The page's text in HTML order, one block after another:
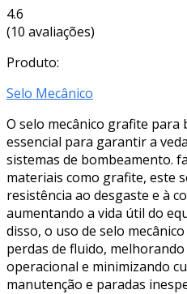
4.6
(10 avaliações)
Produto:
Selo Mecânico
O selo mecânico grafite para
essencial para garantir a
sistemas de bombeamento.
materiais como grafite, este
resistência ao desgaste e à
aumentando a vida útil do
disso, o uso de selo
perdas de fluido, melhorando
operacional e minimizando
manutenção e paradas